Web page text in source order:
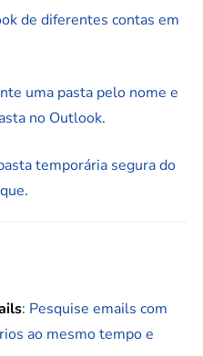
de diferentes contas em
uma pasta pelo nome e
no Outlook.
temporária segura do
: Pesquise emails com
ao mesmo tempo e